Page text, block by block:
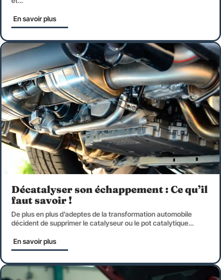
En savoir plus
Décatalyser son échappement : Ce qu’il
faut savoir !
De plus en plus d’adeptes de la transformation automobile
décident de supprimer le catalyseur ou le pot catalytique…
En savoir plus